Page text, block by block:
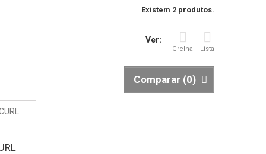
Existem 2 produtos.
Ver:
Grelha Lista
Comparar (0)